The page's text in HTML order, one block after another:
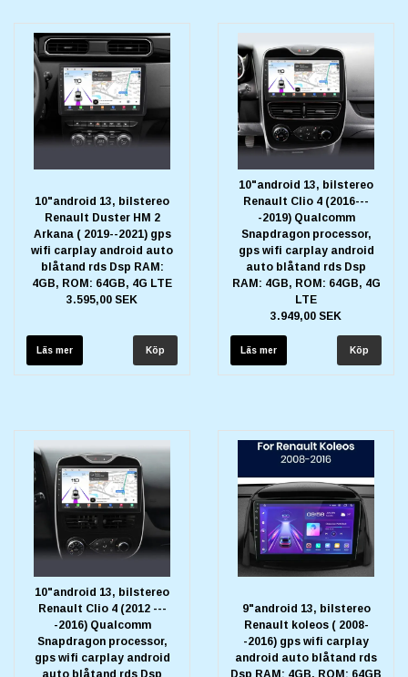
10"android 13, bilstereo
Renault Duster HM 2
Arkana ( 2019--2021) gps
wifi carplay android auto
blåtand rds Dsp RAM:
4GB, ROM: 64GB, 4G LTE
3.595,00 SEK
Läs mer
10"android 13, bilstereo
Renault Clio 4 (2016---
-2019) Qualcomm
Snapdragon processor,
gps wifi carplay android
auto blåtand rds Dsp
RAM: 4GB, ROM: 64GB, 4G
LTE
3.949,00 SEK
Läs mer
10"android 13, bilstereo
Renault Clio 4 (2012 ---
-2016) Qualcomm
Snapdragon processor,
gps wifi carplay android
auto blåtand rds Dsp
9"android 13, bilstereo
Renault koleos ( 2008-
-2016) gps wifi carplay
android auto blåtand rds
Dsp RAM: 4GB, ROM: 64GB